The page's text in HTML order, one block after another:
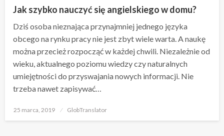
Jak szybko nauczyć się angielskiego w domu?
Dziś osoba nieznająca przynajmniej jednego języka
obcego na rynku pracy nie jest zbyt wiele warta. A naukę
można przecież rozpocząć w każdej chwili. Niezależnie od
wieku, aktualnego poziomu wiedzy czy naturalnych
umiejętności do przyswajania nowych informacji. Nie
trzeba nawet zapisywać…
Opublikowane
25 marca, 2019 GlobTranslator